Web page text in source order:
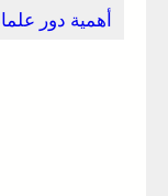
أهمية دور